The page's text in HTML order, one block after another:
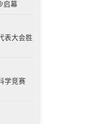
启幕
表大会胜
学竞赛